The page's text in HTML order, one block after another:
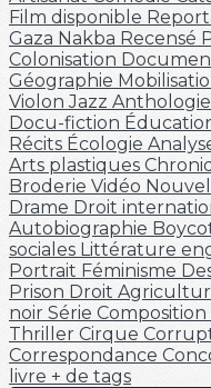
Film disponible
Gaza Nakba Recensé
Colonisation
Géographie
ViolonJazz Anthologie
Docu-fiction
Récits Écologie
Arts plastiques
Broderie Vidéo
Drame Droit
Autobiographie
sociales Littérature
Portrait Féminisme
Prison Droit
noir Série Composition
Thriller Cirque
Correspondance
livre + de tags